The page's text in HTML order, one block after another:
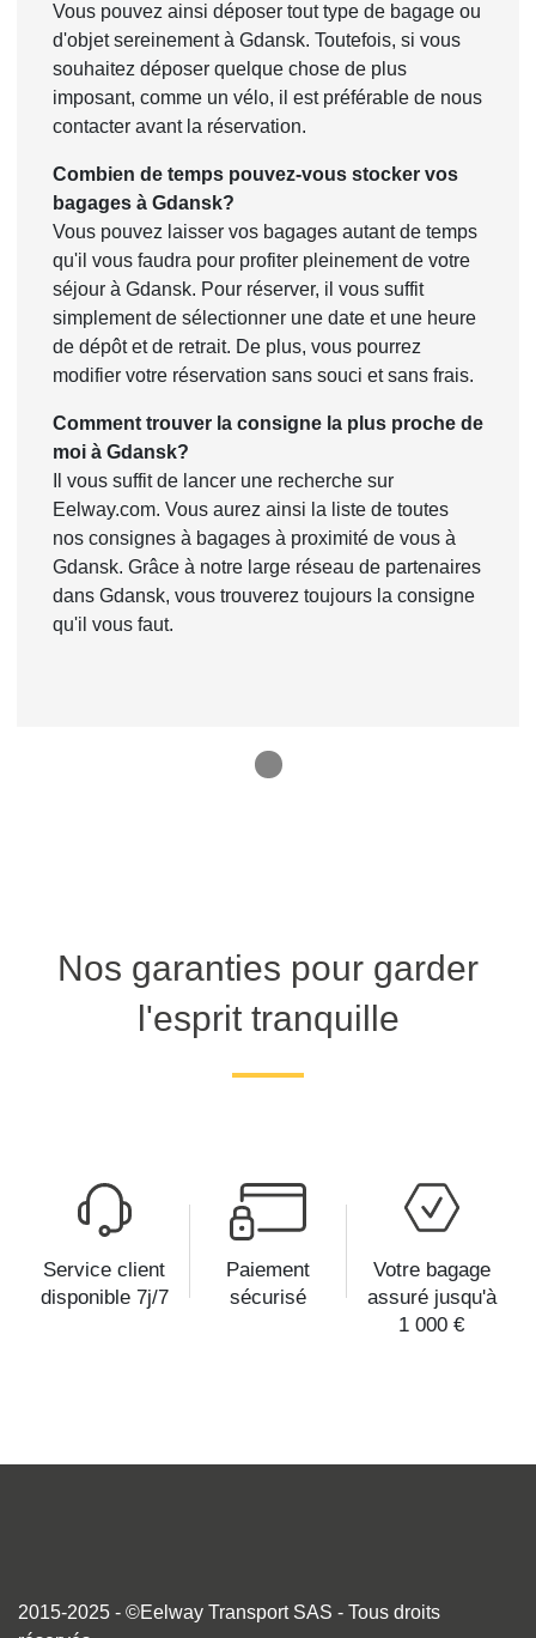
Vous pouvez ainsi déposer tout type de bagage ou
d'objet sereinement à Gdansk. Toutefois, si vous
souhaitez déposer quelque chose de plus
imposant, comme un vélo, il est préférable de nous
contacter avant la réservation.
Combien de temps pouvez-vous stocker vos
bagages à Gdansk?
Vous pouvez laisser vos bagages autant de temps
qu'il vous faudra pour profiter pleinement de votre
séjour à Gdansk. Pour réserver, il vous suffit
simplement de sélectionner une date et une heure
de dépôt et de retrait. De plus, vous pourrez
modifier votre réservation sans souci et sans frais.
Comment trouver la consigne la plus proche de
moi à Gdansk?
Il vous suffit de lancer une recherche sur
Eelway.com. Vous aurez ainsi la liste de toutes
nos consignes à bagages à proximité de vous à
Gdansk. Grâce à notre large réseau de partenaires
dans Gdansk, vous trouverez toujours la consigne
qu'il vous faut.
Nos garanties pour garder
l'esprit tranquille
Service client
disponible 7j/7
Paiement
sécurisé
Votre bagage
assuré jusqu'à
1 000 €
2015-2025 - ©Eelway Transport SAS - Tous droits